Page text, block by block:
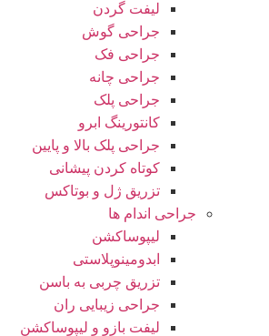
لیفت گردن
جراحی گوش
جراحی فک
جراحی چانه
جراحی پلک
کانتورینگ ابرو
جراحی پلک بالا و پایین
کوتاه کردن پیشانی
تزریق ژل و بوتاکس
جراحی اندام ها
لیپوساکشن
ابدومینوپلاستی
تزریق چربی به باسن
جراحی زیبایی ران
لیفت بازو و لیپوساکشن